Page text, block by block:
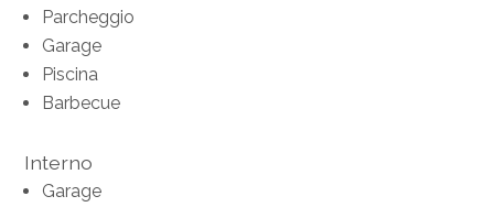
Parcheggio
Garage
Piscina
Barbecue
Interno
Garage